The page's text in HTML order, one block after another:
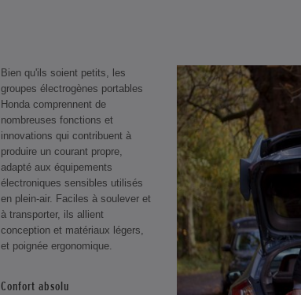
Bien qu'ils soient petits, les
groupes électrogènes portables
Honda comprennent de
nombreuses fonctions et
innovations qui contribuent à
produire un courant propre,
adapté aux équipements
électroniques sensibles utilisés
en plein-air. Faciles à soulever et
à transporter, ils allient
conception et matériaux légers,
et poignée ergonomique.
Confort absolu